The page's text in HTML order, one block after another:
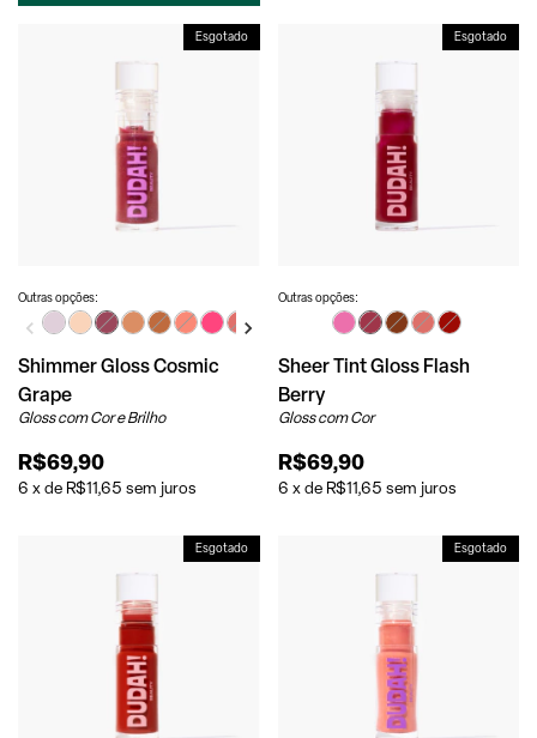
Esgotado
Outras opções:
Shimmer Gloss Cosmic
Grape
Gloss com Cor e Brilho
R$69,90
6 xde R$11,65 sem juros
Esgotado
Outras opções:
Sheer Tint Gloss Flash
Berry
Gloss com Cor
R$69,90
6 xde R$11,65 sem juros
Esgotado Esgotado